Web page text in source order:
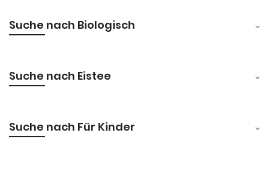
Suche nach Biologisch
Suche nach Eistee
Suche nach Für Kinder